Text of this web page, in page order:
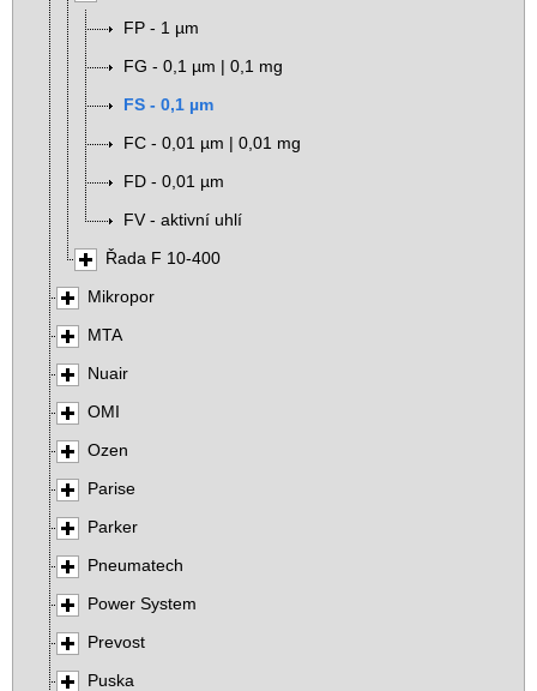
FP - 1 µm
FG - 0,1 µm | 0,1 mg
FS - 0,1 µm
FC - 0,01 µm | 0,01 mg
FD - 0,01 µm
FV - aktivní uhlí
Řada F 10-400
Mikropor
MTA
Nuair
OMI
Ozen
Parise
Parker
Pneumatech
Power System
Prevost
Puska